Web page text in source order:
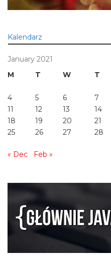
Kalendarz
January 2021
M
T W T
4
5 6 7
11
12 13 14
18
19 20 21
25
26 27 28
« Dec Feb »